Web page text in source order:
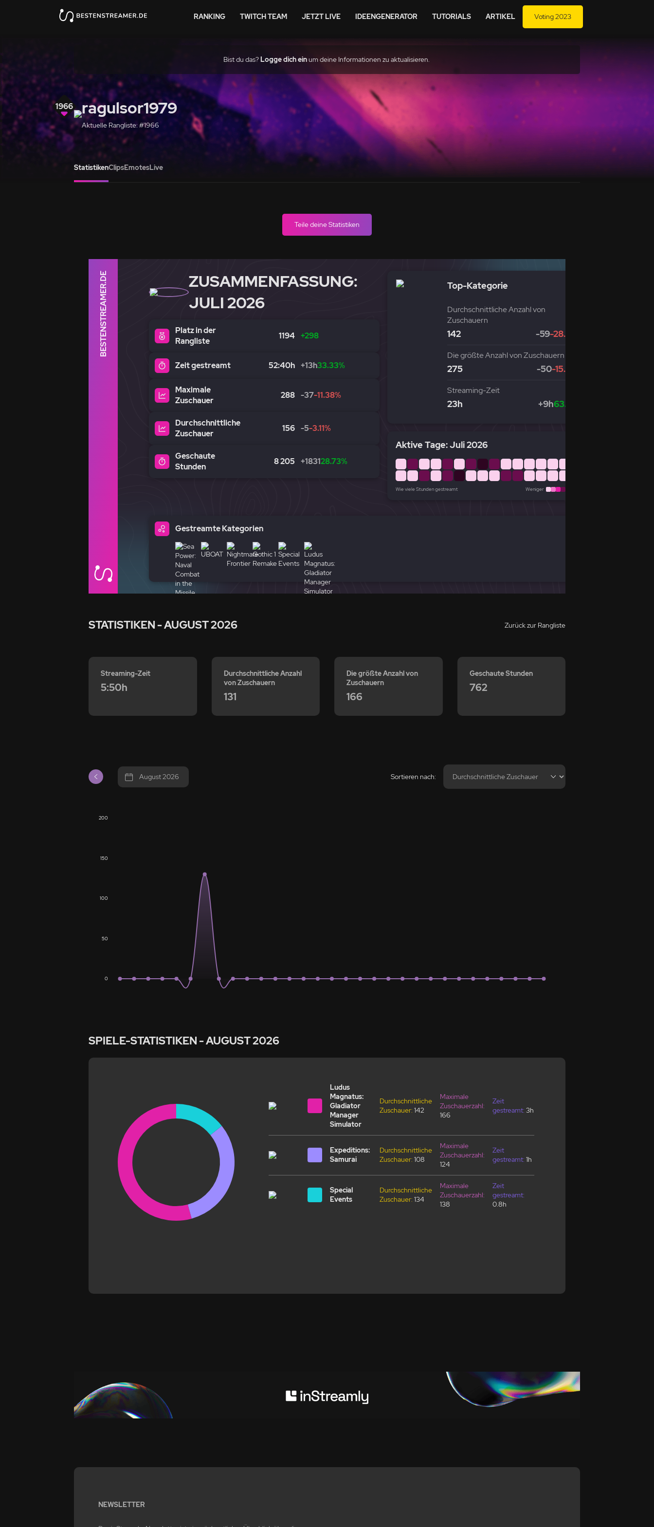
RANKING TWITCH TEAM JETZT LIVE IDEENGENERATOR TUTORIALS ARTIKEL Voting 2023
Bist du das?Logge dich einum deine Informationen zu aktualisieren.
1966 ragulsor1979
Aktuelle Rangliste: #1966
StatistikenClipsEmotesLive
Teile deine Statistiken
BESTENSTREAMER.DE
ZUSAMMENFASSUNG:
JULI 2026
Platz in der
Rangliste
1194 +298
Zeit gestreamt 52:40h +13h33.33%
Maximale
Zuschauer
288 -37-11.38%
Durchschnittliche
Zuschauer
156 -5-3.11%
Geschaute
Stunden
8 205 +183128.73%
Top-Kategorie
Durchschnittliche Anzahl von
Zuschauern
142 -59-28.89%
Die größte Anzahl von Zuschauern
275 -50-15.38%
Streaming-Zeit
23h +9h63.22%
Aktive Tage: Juli 2026
Wie viele Stunden gestreamt Weniger
Gestreamte Kategorien
STATISTIKEN - AUGUST 2026 Zurück zur Rangliste
Streaming-Zeit
5:50h
Durchschnittliche Anzahl
von Zuschauern
131
Die größte Anzahl von
Zuschauern
166
Geschaute Stunden
762
August 2026 Sortieren nach:
0
50
100
150
200
SPIELE-STATISTIKEN - AUGUST 2026
Ludus
Magnatus:
Gladiator
Manager
Simulator
Durchschnittliche
Zuschauer: 142
Maximale
Zuschauerzahl:
166
Zeit
gestreamt: 3h
Expeditions:
Samurai
Durchschnittliche
Zuschauer: 108
Maximale
Zuschauerzahl:
124
Zeit
gestreamt: 1h
Special
Events
Durchschnittliche
Zuschauer: 134
Maximale
Zuschauerzahl:
138
Zeit
gestreamt:
0.8h
NEWSLETTER